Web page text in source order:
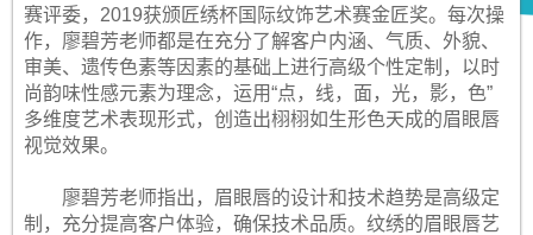
赛评委，2019获颁匠绣杯国际纹饰艺术赛金匠奖。每次操
作，廖碧芳老师都是在充分了解客户内涵、气质、外貌、
审美、遗传色素等因素的基础上进行高级个性定制，以时
尚韵味性感元素为理念，运用“点，线，面，光，影，色”
多维度艺术表现形式，创造出栩栩如生形色天成的眉眼唇
视觉效果。
廖碧芳老师指出，眉眼唇的设计和技术趋势是高级定
制，充分提高客户体验，确保技术品质。纹绣的眉眼唇艺